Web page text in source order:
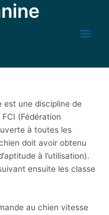
est une discipline de
(Fédération
à toutes les
doit avoir obtenu
à l’utilisation).
ensuite les classe
au chien vitesse